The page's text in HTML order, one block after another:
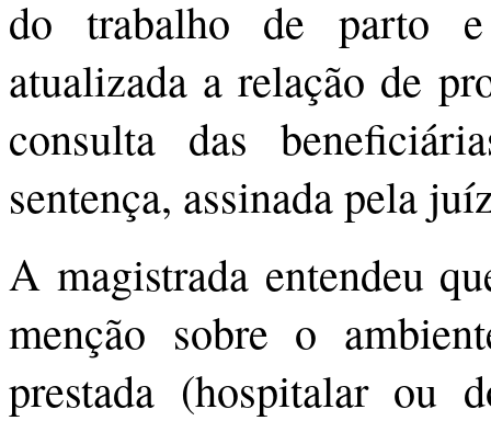
do trabalho de parto
atualizada a relação de
consulta das
sentença, assinada pela
A magistrada entendeu
menção sobre o
prestada (hospitalar ou